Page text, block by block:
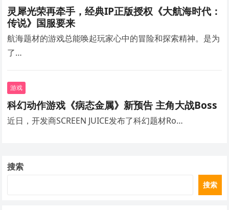
灵犀光荣再牵手，经典IP正版授权《大航海时代：
传说》国服要来
航海题材的游戏总能唤起玩家心中的冒险和探索精神。是为
了…
游戏
科幻动作游戏《病态金属》新预告 主角大战Boss
近日，开发商SCREEN JUICE发布了科幻题材Ro…
搜索
搜索